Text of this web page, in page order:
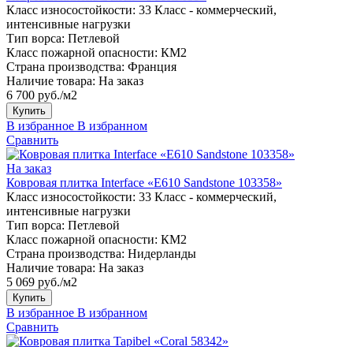
Класс износостойкости: 33 Класс - коммерческий,
интенсивные нагрузки
Тип ворса: Петлевой
Класс пожарной опасности: КМ2
Страна производства: Франция
Наличие товара: На заказ
6 700 руб./м2
Купить
В избранное В избранном
Сравнить
На заказ
Ковровая плитка Interface «E610 Sandstone 103358»
Класс износостойкости: 33 Класс - коммерческий,
интенсивные нагрузки
Тип ворса: Петлевой
Класс пожарной опасности: КМ2
Страна производства: Нидерланды
Наличие товара: На заказ
5 069 руб./м2
Купить
В избранное В избранном
Сравнить